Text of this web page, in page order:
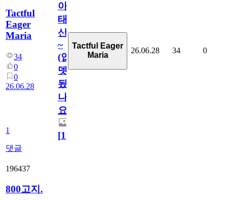
Tactful
Eager
Maria
34
0
0
26.06.28
1
댓글
아
태
산
~
(업
뎃
됬
나
요)
[1]
Tactful Eager
Maria
26.06.28 34 0
196437
800고지.